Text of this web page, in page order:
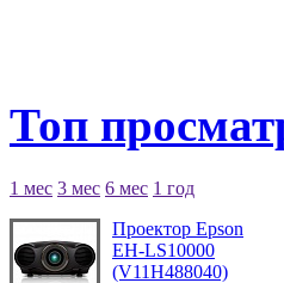
Топ
1 мес 3 мес 6 мес 1 год
Проектор Epson
EH-LS10000
(V11H488040)